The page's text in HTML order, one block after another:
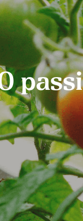
passi